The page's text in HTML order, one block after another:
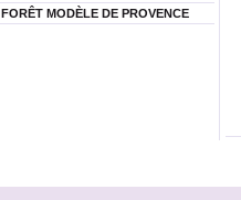
FORÊT MODÈLE DE PROVENCE